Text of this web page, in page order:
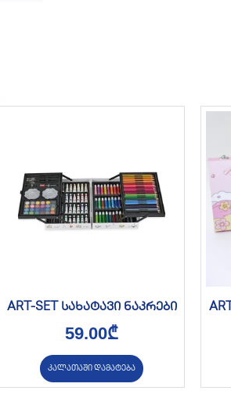
ART-SET სახატავი ნაკრები
59.00₾
კალათაში დამატება